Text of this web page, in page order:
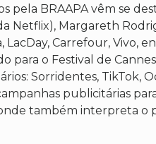
pela BRAAPA vêm se
Netflix), Margareth
Carrefour, Vivo,
para o Festival de
Sorridentes, TikTok,
publicitárias
também interpreta o